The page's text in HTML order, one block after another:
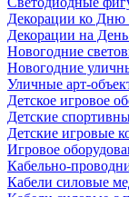
Декорации ко
Декорации на День
Новогодние
Новогодние
Уличные арт-
Детское игровое
Детские
Детские игровые
Игровое
Кабельно-
Кабели силовые